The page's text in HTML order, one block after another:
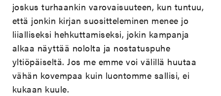
joskus turhaankin varovaisuuteen, kun tuntuu,
että jonkin kirjan suositteleminen menee jo
liialliseksi hehkuttamiseksi, jokin kampanja
alkaa näyttää nololta ja nostatuspuhe
yltiöpäiseltä. Jos me emme voi välillä huutaa
vähän kovempaa kuin luontomme sallisi, ei
kukaan kuule.